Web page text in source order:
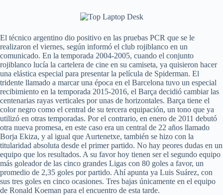
El técnico argentino dio positivo en las pruebas PCR que se le
realizaron el viernes, según informó el club rojiblanco en un
comunicado. En la temporada 2004-2005, cuando el conjunto
rojiblanco lucía la cartelera de cine en su camiseta, ya quisieron hacer
una elástica especial para presentar la película de Spiderman. El
tridente llamado a marcar una época en el Barcelona tuvo un especial
recibimiento en la temporada 2015-2016, el Barça decidió cambiar las
centenarias rayas verticales por unas de horizontales. Barça tiene el
color negro como el central de su tercera equipación, un tono que ya
utilizó en otras temporadas. Por el contrario, en enero de 2011 debutó
otra nueva promesa, en este caso era un central de 22 años llamado
Borja Ekiza, y al igual que Aurtenetxe, también se hizo con la
titularidad absoluta desde el primer partido. No hay peores dudas en un
equipo que los resultados. A su favor hoy tienen ser el segundo equipo
más goleador de las cinco grandes Ligas con 80 goles a favor, un
promedio de 2,35 goles por partido. Ahí apunta ya Luis Suárez, con
sus tres goles en cinco ocasiones. Tres bajas únicamente en el equipo
de Ronald Koeman para el encuentro de esta tarde.